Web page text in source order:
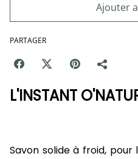
Ajouter
PARTAGER
L'INSTANT
Savon solide à froid,